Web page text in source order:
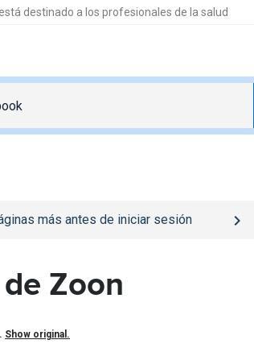
destinado a los profesionales de la salud
más antes de iniciar sesión
Zoon
Show original.